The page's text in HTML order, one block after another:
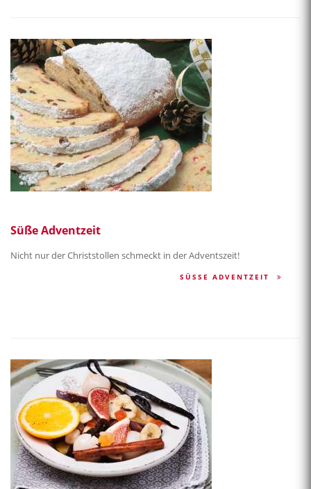
Süße Adventzeit
Nicht nur der Christstollen schmeckt in der Adventszeit!
SÜSSE ADVENTZEIT